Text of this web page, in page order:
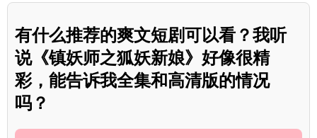
有什么推荐的爽文短剧可以看？我听
说《镇妖师之狐妖新娘》好像很精
彩，能告诉我全集和高清版的情况
吗？